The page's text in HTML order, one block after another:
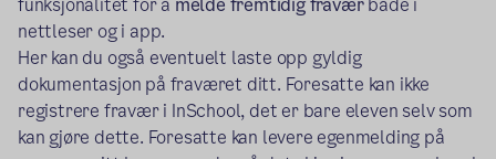
nettleser og i app.
Her kan du også eventuelt laste opp gyldig
dokumentasjon på fraværet ditt. Foresatte kan ikke
registrere fravær i InSchool, det er bare eleven selv som
kan gjøre dette. Foresatte kan levere egenmelding på